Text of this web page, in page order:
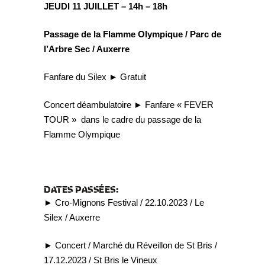
JEUDI 11 JUILLET – 14h – 18h
Passage de la Flamme Olympique / Parc de
l’Arbre Sec / Auxerre
Fanfare du Silex ► Gratuit
Concert déambulatoire ► Fanfare « FEVER
TOUR » dans le cadre du passage de la
Flamme Olympique
DATES PASSÉES:
► Cro-Mignons Festival / 22.10.2023 / Le
Silex / Auxerre
► Concert / Marché du Réveillon de St Bris /
17.12.2023 / St Bris le Vineux